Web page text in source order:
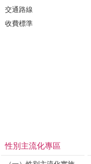
交通路線
收費標準
性別主流化專區